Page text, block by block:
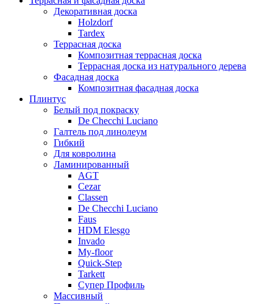
Декоративная доска
Holzdorf
Tardex
Террасная доска
Композитная террасная доска
Террасная доска из натурального дерева
Фасадная доска
Композитная фасадная доска
Плинтус
Белый под покраску
De Checchi Luciano
Галтель под линолеум
Гибкий
Для ковролина
Ламинированный
AGT
Cezar
Classen
De Checchi Luciano
Faus
HDM Elesgo
Invado
My-floor
Quick-Step
Tarkett
Супер Профиль
Массивный